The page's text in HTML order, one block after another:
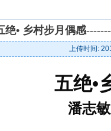
绝• 乡村步月偶感
上传时间:
五绝•
潘志